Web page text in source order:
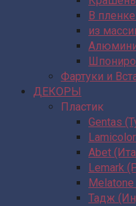
В
из
Фартуки и
ДЕКОРЫ
Пластик
Gentas
Abet
Lemark
Тадж